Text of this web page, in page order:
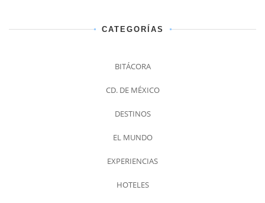
CATEGORÍAS
BITÁCORA
CD. DE MÉXICO
DESTINOS
EL MUNDO
EXPERIENCIAS
HOTELES